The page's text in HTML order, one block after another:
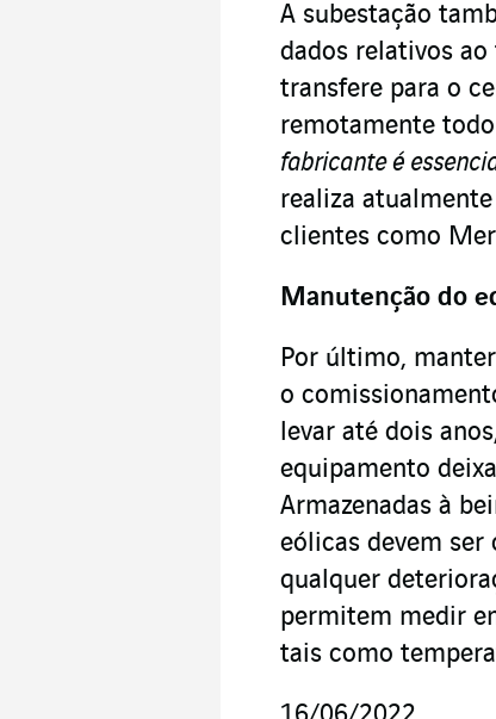
A subestação
dados relativos
transfere para o
remotamente
fabricante é
realiza
clientes como
Manutenção do
Por último,
o
levar até dois
equipamento
Armazenadas à
eólicas devem
qualquer
permitem medir
tais como